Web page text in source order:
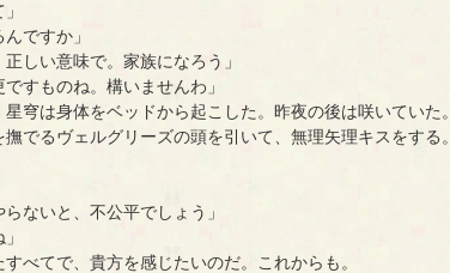
ですか」
しい意味で。家族になろう」
すものね。構いませんわ」
穹は身体をベッドから起こした。昨夜の後は咲いていた。
でるヴェルグリーズの頭を引いて、無理矢理キスをする。
ないと、不公平でしょう」
べてで、貴方を感じたいのだ。これからも。